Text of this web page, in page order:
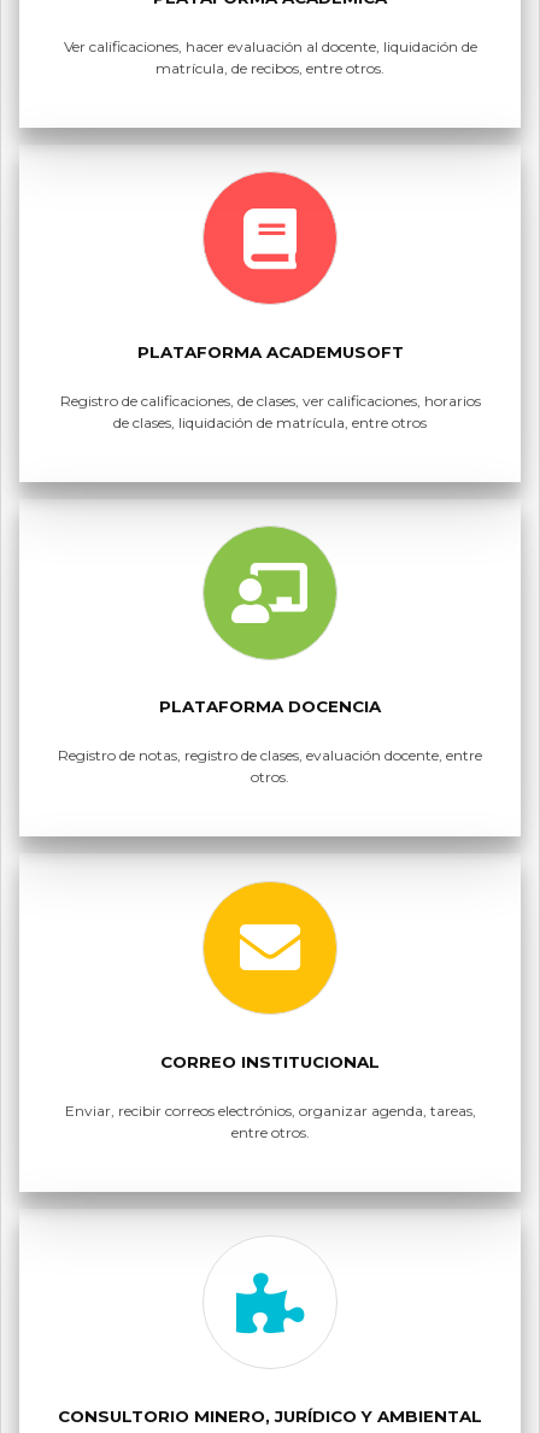
Ver calificaciones, hacer evaluación al docente, liquidación de
matrícula, de recibos, entre otros.
PLATAFORMA ACADEMUSOFT
Registro de calificaciones, de clases, ver calificaciones, horarios
de clases, liquidación de matrícula, entre otros
PLATAFORMA DOCENCIA
Registro de notas, registro de clases, evaluación docente, entre
otros.
CORREO INSTITUCIONAL
Enviar, recibir correos electrónios, organizar agenda, tareas,
entre otros.
CONSULTORIO MINERO, JURÍDICO Y AMBIENTAL